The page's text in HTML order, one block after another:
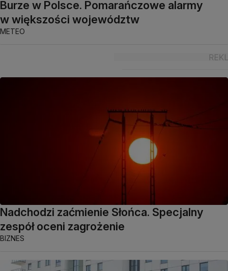
Burze w Polsce. Pomarańczowe alarmy
w większości województw
METEO
Nadchodzi zaćmienie Słońca. Specjalny
zespół oceni zagrożenie
BIZNES